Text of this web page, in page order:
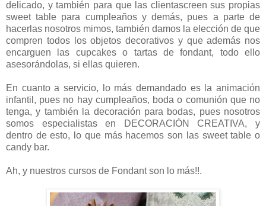
delicado, y también para que las clientascreen sus propias
sweet table para cumpleaños y demás, pues a parte de
hacerlas nosotros mimos, también damos la elección de que
compren todos los objetos decorativos y que además nos
encarguen las cupcakes o tartas de fondant, todo ello
asesorándolas, si ellas quieren.
En cuanto a servicio, lo más demandado es la animación
infantil, pues no hay cumpleaños, boda o comunión que no
tenga, y también la decoración para bodas, pues nosotros
somos especialistas en DECORACIÓN CREATIVA, y
dentro de esto, lo que más hacemos son las sweet table o
candy bar.
Ah, y nuestros cursos de Fondant son lo más!!.